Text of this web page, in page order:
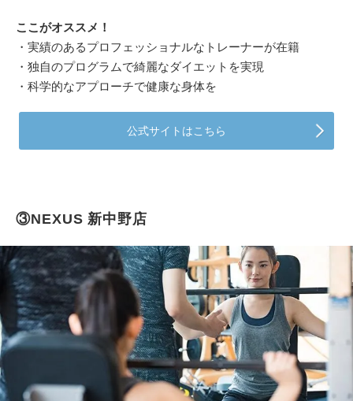
ここがオススメ！
・実績のあるプロフェッショナルなトレーナーが在籍
・独自のプログラムで綺麗なダイエットを実現
・科学的なアプローチで健康な身体を
公式サイトはこちら
③NEXUS 新中野店